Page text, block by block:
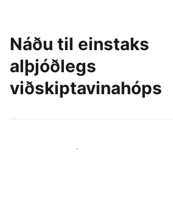
Náðu til einstaks
alþjóðlegs
viðskiptavinahóps
Náðu til nýrra gesta í dag